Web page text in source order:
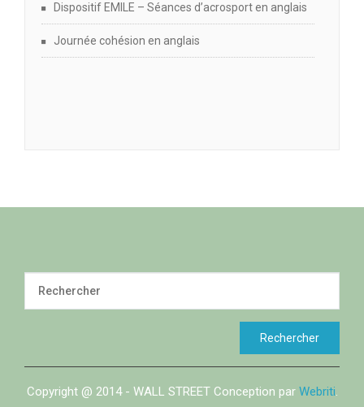
Dispositif EMILE – Séances d’acrosport en anglais
Journée cohésion en anglais
Copyright @ 2014 - WALL STREET Conception par Webriti.